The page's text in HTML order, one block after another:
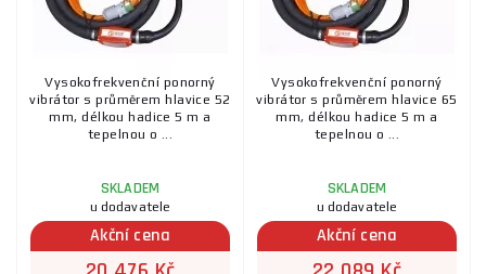
Vysokofrekvenční ponorný
vibrátor s průměrem hlavice 52
mm, délkou hadice 5 m a
tepelnou o ...
SKLADEM
u dodavatele
Akční cena
Vysokofrekvenční ponorný
vibrátor s průměrem hlavice 65
mm, délkou hadice 5 m a
tepelnou o ...
SKLADEM
u dodavatele
Akční cena